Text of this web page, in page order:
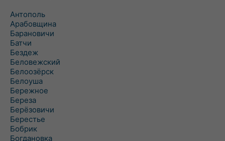
Антополь
Арабовщина
Барановичи
Батчи
Бездеж
Беловежский
Белоозёрск
Белоуша
Бережное
Береза
Берёзовичи
Берестье
Бобрик
Богдановка